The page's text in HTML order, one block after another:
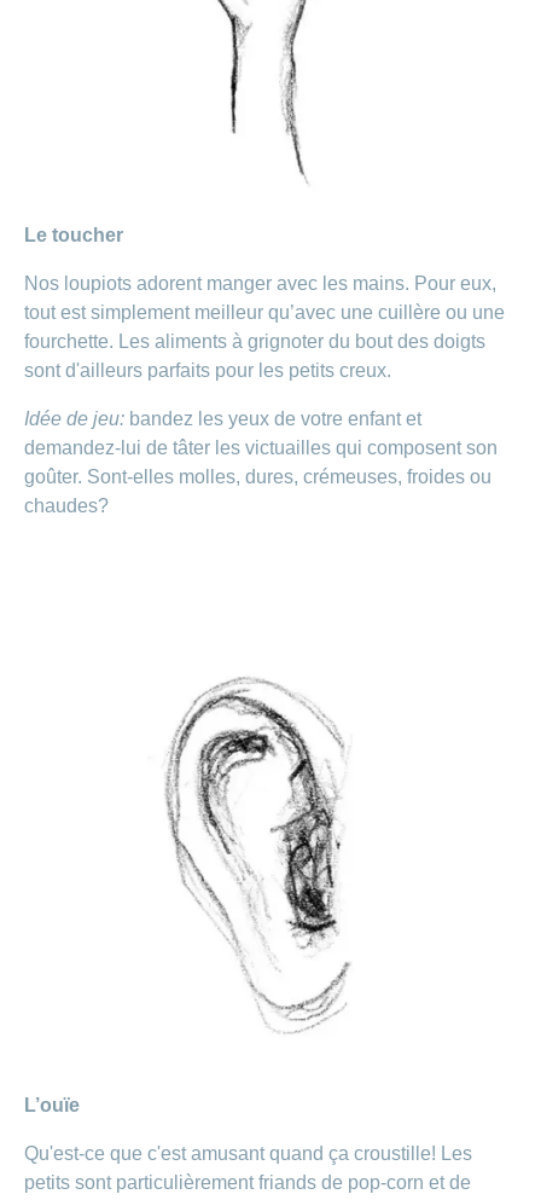
Le toucher
Nos loupiots adorent manger avec les mains. Pour eux,
tout est simplement meilleur qu’avec une cuillère ou une
fourchette. Les aliments à grignoter du bout des doigts
sont d'ailleurs parfaits pour les petits creux.
Idée de jeu: bandez les yeux de votre enfant et
demandez-lui de tâter les victuailles qui composent son
goûter. Sont-elles molles, dures, crémeuses, froides ou
chaudes?
L’ouïe
Qu'est-ce que c'est amusant quand ça croustille! Les
petits sont particulièrement friands de pop-corn et de